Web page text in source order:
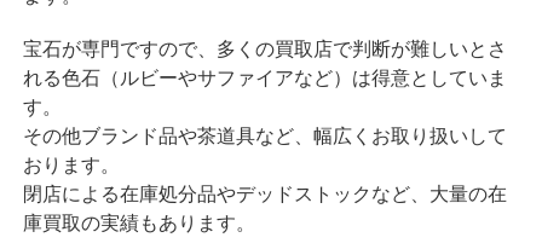
宝石が専門ですので、多くの買取店で判断が難しいとさ
れる色石（ルビーやサファイアなど）は得意としていま
す。
その他ブランド品や茶道具など、幅広くお取り扱いして
おります。
閉店による在庫処分品やデッドストックなど、大量の在
庫買取の実績もあります。